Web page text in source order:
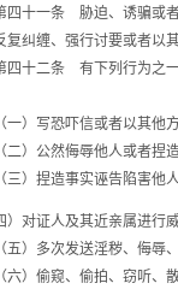
一条 胁迫、诱骗或者
缠、强行讨要或者以其
二条 有下列行为之一
写恐吓信或者以其他方
）公然侮辱他人或者捏造
捏造事实诬告陷害他人
对证人及其近亲属进行
多次发送淫秽、侮辱、
）偷窥、偷拍、窃听、